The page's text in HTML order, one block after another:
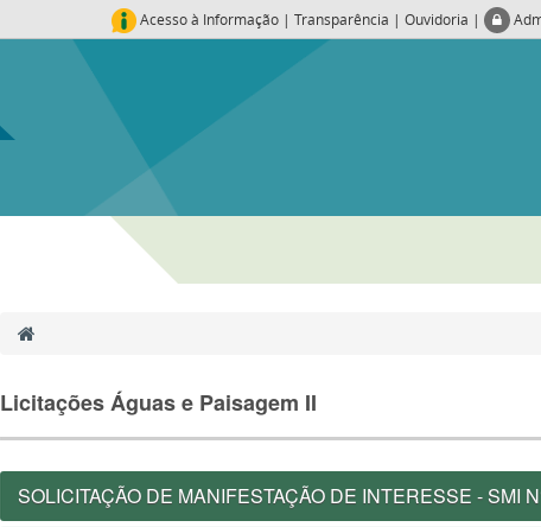
Acesso à Informação | Transparência | Ouvidoria |
Licitações Águas e Paisagem II
SOLICITAÇÃO DE MANIFESTAÇÃO DE INTERESSE - SMI